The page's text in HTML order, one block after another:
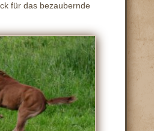
für das bezaubernde